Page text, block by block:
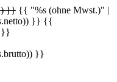
}} {{ "%s (ohne Mwst.)" |
}} {{
}}
}}